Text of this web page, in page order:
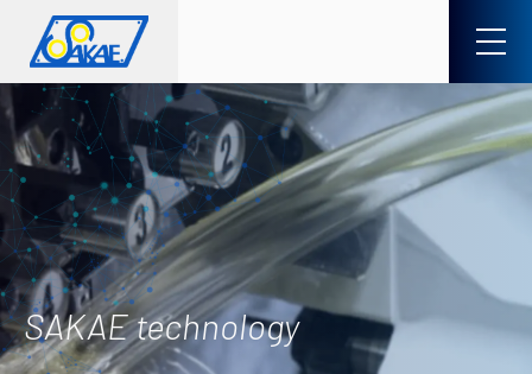
SAKAE technology